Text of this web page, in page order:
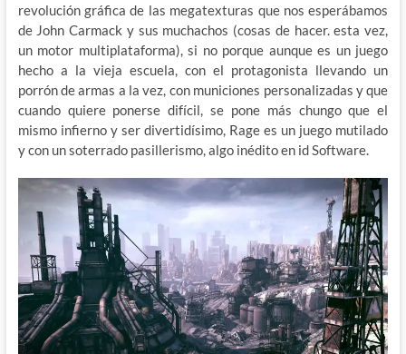
revolución gráfica de las megatexturas que nos esperábamos
de John Carmack y sus muchachos (cosas de hacer. esta vez,
un motor multiplataforma), si no porque aunque es un juego
hecho a la vieja escuela, con el protagonista llevando un
porrón de armas a la vez, con municiones personalizadas y que
cuando quiere ponerse difícil, se pone más chungo que el
mismo infierno y ser divertidísimo, Rage es un juego mutilado
y con un soterrado pasillerismo, algo inédito en id Software.